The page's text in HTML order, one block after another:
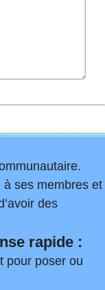
ses membres et
des
rapide :
pour poser ou